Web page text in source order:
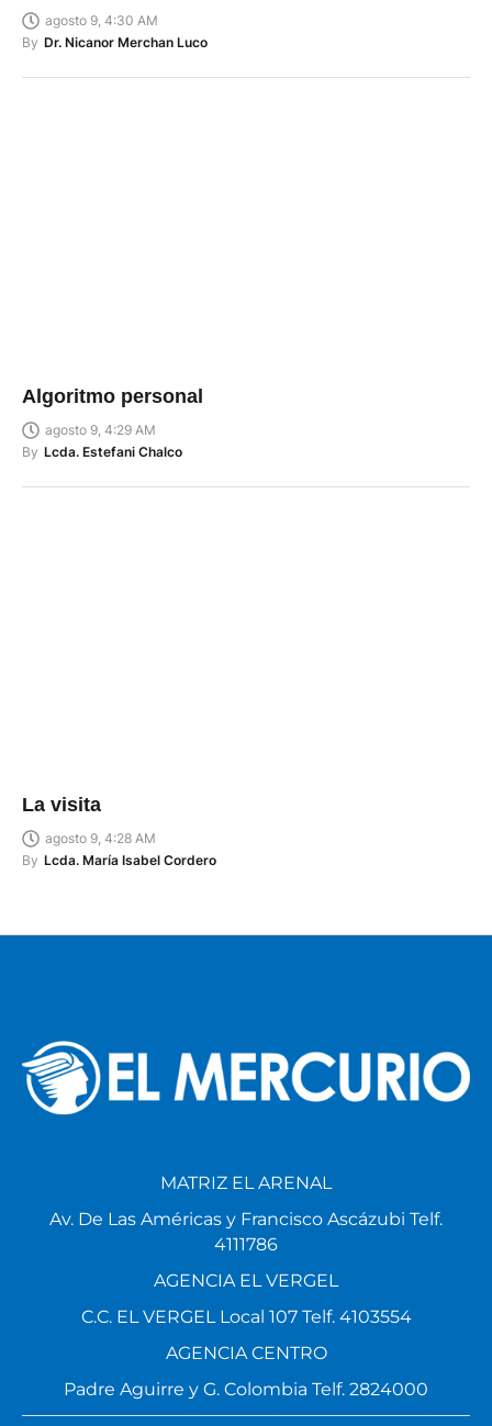
agosto 9, 4:30 AM
By Dr. Nicanor Merchan Luco
Algoritmo personal
agosto 9, 4:29 AM
By Lcda. Estefani Chalco
La visita
agosto 9, 4:28 AM
By Lcda. María Isabel Cordero
MATRIZ EL ARENAL
Av. De Las Américas y Francisco Ascázubi Telf.
4111786
AGENCIA EL VERGEL
C.C. EL VERGEL Local 107 Telf. 4103554
AGENCIA CENTRO
Padre Aguirre y G. Colombia Telf. 2824000